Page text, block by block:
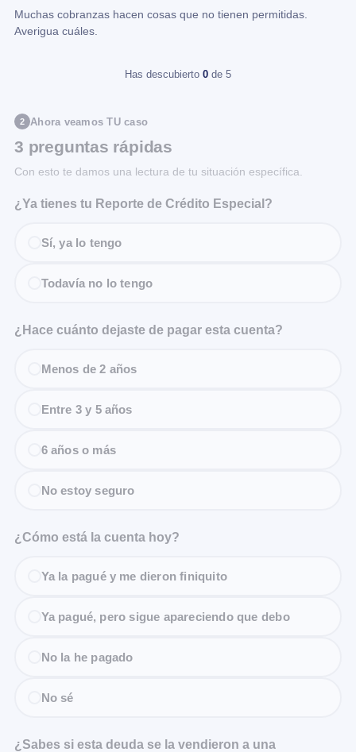
Muchas cobranzas hacen cosas que no tienen permitidas.
Averigua cuáles.
Has descubierto 0 de 5
2 Ahora veamos TU caso
3 preguntas rápidas
Con esto te damos una lectura de tu situación específica.
¿Ya tienes tu Reporte de Crédito Especial?
Sí, ya lo tengo
Todavía no lo tengo
¿Hace cuánto dejaste de pagar esta cuenta?
Menos de 2 años
Entre 3 y 5 años
6 años o más
No estoy seguro
¿Cómo está la cuenta hoy?
Ya la pagué y me dieron finiquito
Ya pagué, pero sigue apareciendo que debo
No la he pagado
No sé
¿Sabes si esta deuda se la vendieron a una